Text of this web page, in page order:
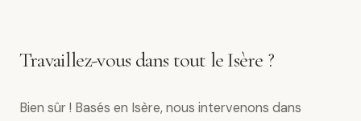
Travaillez-vous dans tout le Isère ?
Bien sûr ! Basés en Isère, nous intervenons dans